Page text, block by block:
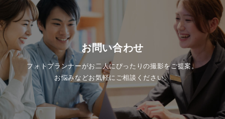
お問い合わせ
フォトプランナーがお二人にぴったりの撮影をご提案。
お悩みなどお気軽にご相談ください。